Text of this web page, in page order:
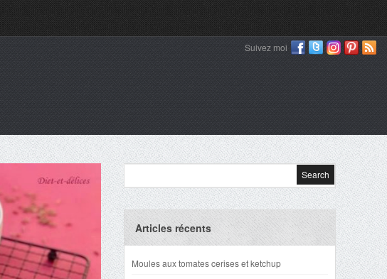
Suivez moi
Articles récents
Moules aux tomates cerises et ketchup